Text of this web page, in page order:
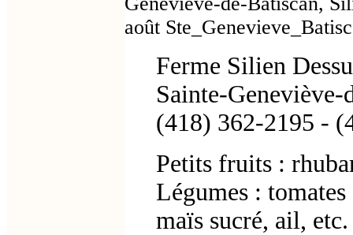
août
Ferme Silien
Sainte-
(418) 362-2195 -
Petits fruits :
Légumes : tomates
maïs sucré, ail, etc.